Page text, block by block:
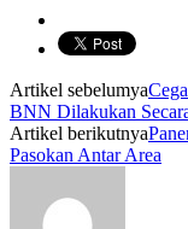
Artikel sebelumya
BNN Dilakukan
Artikel berikutnya
Pasokan Antar Area